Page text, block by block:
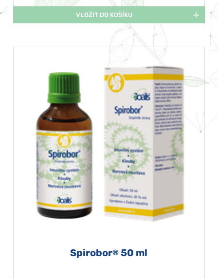
VLOŽIT DO KOŠÍKU
Spirobor® 50 ml